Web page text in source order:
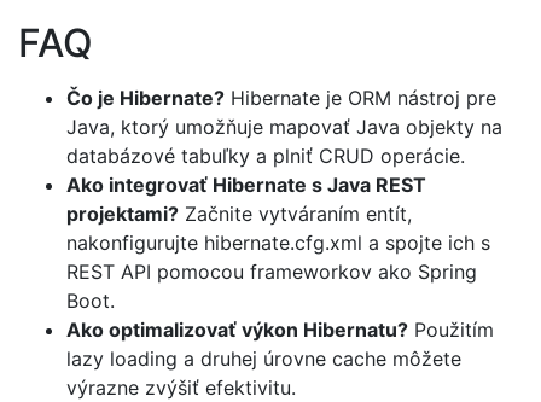
FAQ
Čo je Hibernate? Hibernate je ORM nástroj pre
Java, ktorý umožňuje mapovať Java objekty na
databázové tabuľky a plniť CRUD operácie.
Ako integrovať Hibernate s Java REST
projektami? Začnite vytváraním entít,
nakonfigurujte hibernate.cfg.xml a spojte ich s
REST API pomocou frameworkov ako Spring
Boot.
Ako optimalizovať výkon Hibernatu? Použitím
lazy loading a druhej úrovne cache môžete
výrazne zvýšiť efektivitu.